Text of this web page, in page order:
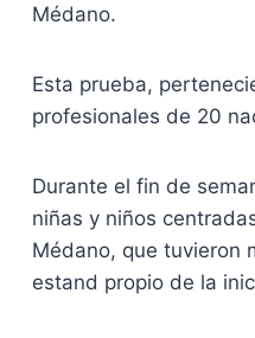
Médano.
Esta prueba,
profesionales de 20
Durante el fin de
niñas y niños
Médano, que tuvieron
estand propio de la